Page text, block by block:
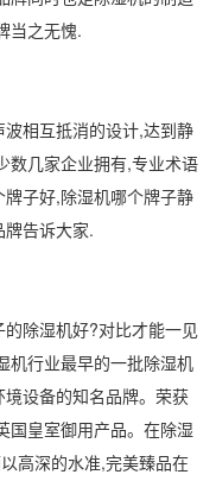
当之无愧.
相互抵消的设计,达到静
数几家企业拥有,专业术语
子好,除湿机哪个牌子静
告诉大家.
除湿机好?对比才能一见
机行业最早的一批除湿机
境设备的知名品牌。荣获
国皇室御用产品。在除湿
高深的水准,完美臻品在